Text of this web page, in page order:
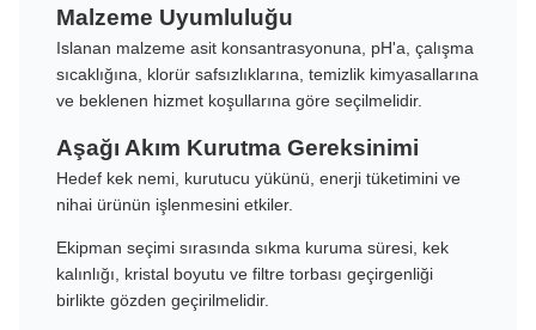
Malzeme Uyumluluğu
Islanan malzeme asit konsantrasyonuna, pH'a, çalışma
sıcaklığına, klorür safsızlıklarına, temizlik kimyasallarına
ve beklenen hizmet koşullarına göre seçilmelidir.
Aşağı Akım Kurutma Gereksinimi
Hedef kek nemi, kurutucu yükünü, enerji tüketimini ve
nihai ürünün işlenmesini etkiler.
Ekipman seçimi sırasında sıkma kuruma süresi, kek
kalınlığı, kristal boyutu ve filtre torbası geçirgenliği
birlikte gözden geçirilmelidir.